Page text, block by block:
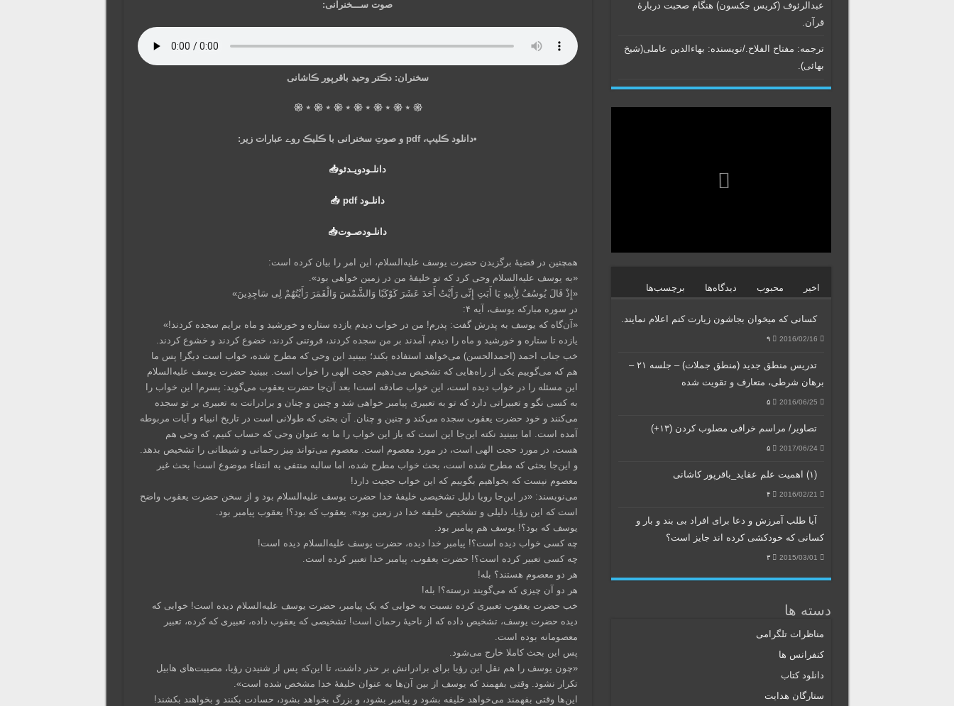
صوت ســـخنرانی:
سخنران: دڪتر وحید باقرپور ڪاشانی
𑁍 ⋆ 𑁍 ⋆ 𑁍 ⋆ 𑁍 ⋆ 𑁍 ⋆ 𑁍 ⋆ 𑁍
•دانلود ڪلیپ، pdf و صوتِ سخنرانی با ڪلیڪ روے عبارات زیر:
دانلـود‌ویـدئو‌📥
دانلـود‌ pdf 📥
دانلـود‌صـوت📥
همچنین در قضیهٔ برگزیدن حضرت یوسف علیه‌السلام، این امر را بیان کرده است:
«به یوسف علیه‌السلام وحی کرد که تو خلیفهٔ من در زمین خواهی بود».
«إِذْ قَالَ یُوسُفُ لِأَبِیهِ یَا أَبَتِ إِنِّی رَأَیْتُ أَحَدَ عَشَرَ کَوْکَبًا وَالشَّمْسَ وَالْقَمَرَ رَأَیْتُهُمْ لِی سَاجِدِینَ»
در سوره مبارکه یوسف، آیه ۴:
«آن‌گاه که یوسف به پدرش گفت: پدرم! من در خواب دیدم یازده ستاره و خورشید و ماه برایم سجده کردند!»
یازده تا ستاره و خورشید و ماه را دیدم، آمدند بر من سجده کردند، فروتنی کردند، خضوع کردند و خشوع کردند.
خب جناب احمد (احمد‌الحسن) می‌خواهد استفاده بکند؛ ببینید این وحی که مطرح شده، خواب است دیگر! پس ما
هم که می‌گوییم یکی از راه‌هایی که تشخیص می‌دهیم حجت الهی را خواب است. ببینید حضرت یوسف علیه‌السلام
این مسئله را در خواب دیده است، این خواب صادقه است! بعد آن‌جا حضرت یعقوب می‌گوید: پسرم! این خواب را
به کسی نگو و تعبیراتی دارد که تو به تعبیری پیامبر خواهی شد و چنین و چنان و برادرانت به تعبیری بر تو سجده
می‌کنند و خود حضرت یعقوب سجده می‌کند و چنین و چنان. آن بحثی که طولانی است در تاریخ انبیاء و آیات مربوطه
آمده است. اما ببینید نکته این‌جا این است که باز این خواب را ما به عنوان وحی که حساب کنیم، که وحی هم
هست، در مورد حجت الهی است، در مورد معصوم است. معصوم می‌تواند مِیز رحمانی و شیطانی را تشخیص بدهد.
و این‌جا بحثی که مطرح شده است، بحث خواب مطرح شده، اما سالبه منتفی به انتفاء موضوع است! بحث غیر
معصوم نیست که بخواهیم بگوییم که این خواب حجیت دارد!
می‌نویسند: «در این‌جا رویا دلیل تشخیصی خلیفهٔ خدا حضرت یوسف علیه‌السلام بود و از سخن حضرت یعقوب واضح
است که این رؤیا، دلیلی و تشخیص خلیفه خدا در زمین بود». یعقوب که بود؟! یعقوب پیامبر بود.
یوسف که بود؟! یوسف هم پیامبر بود.
چه کسی خواب دیده است؟! پیامبر خدا دیده، حضرت یوسف علیه‌السلام دیده است!
چه کسی تعبیر کرده است؟! حضرت یعقوب، پیامبر خدا تعبیر کرده است.
هر دو معصوم هستند؟ بله!
هر دو آن چیزی که می‌گویند درسته؟! بله!
خب حضرت یعقوب تعبیری کرده نسبت به خوابی که یک پیامبر، حضرت یوسف علیه‌السلام دیده است! خوابی که
دیده حضرت یوسف، تشخیص داده که از ناحیهٔ رحمان ا‌ست! تشخیصی که یعقوب داده، تعبیری که کرده، تعبیر
معصومانه بوده است.
پس این بحث کاملا خارج می‌شود.
«چون یوسف را هم نقل این رؤیا برای برادرانش بر حذر داشت، تا این‌که پس از شنیدن رؤیا، مصیبت‌های هابیل
تکرار نشود. وقتی بفهمند که یوسف از بین آن‌ها به عنوان خلیفهٔ خدا مشخص شده است».
این‌ها وقتی بفهمند می‌خواهد خلیفه بشود و پیامبر بشود، و بزرگ بخواهد بشود، حسادت بکنند و بخواهند بکشند!
عبدالرئوف (کریس جکسون) هنگام صحبت دربارۀ
قرآن.
ترجمه: مفتاح الفلاح./نویسنده:‌ بهاء‌الدین عاملی‌(شیخ
بهائی).
اخیر محبوب دیدگاه‌ها برچسب‌ها
کسانی که میخوان بجاشون زیارت کنم اعلام نمایند.
2016/02/16 ۹
تدریس منطق جدید (منطق جملات) – جلسه ۲۱ –
برهان شرطی، متعارف و تقویت شده
2016/06/25 ۵
تصاویر/ مراسم خرافی مصلوب کردن (۱۳+)
2017/06/24 ۵
(۱) اهمیت علم عقاید_باقرپور کاشانی
2016/02/21 ۴
آیا طلب آمرزش و دعا برای افراد بی بند و بار و
کسانی که خودکشی کرده اند جایز است؟
2015/03/01 ۳
دسته ها
مناظرات تلگرامی
کنفرانس ها
دانلود کتاب
ستارگان هدایت